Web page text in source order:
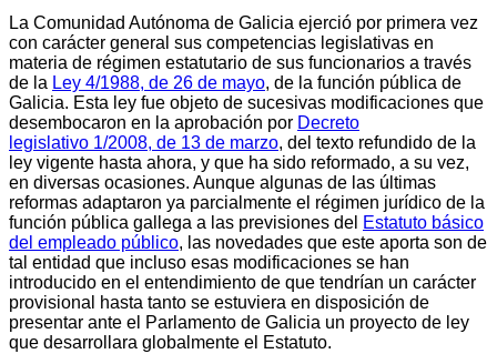
La Comunidad Autónoma de Galicia ejerció por primera vez
con carácter general sus competencias legislativas en
materia de régimen estatutario de sus funcionarios a través
de la Ley 4/1988, de 26 de mayo, de la función pública de
Galicia. Esta ley fue objeto de sucesivas modificaciones que
desembocaron en la aprobación por Decreto
legislativo 1/2008, de 13 de marzo, del texto refundido de la
ley vigente hasta ahora, y que ha sido reformado, a su vez,
en diversas ocasiones. Aunque algunas de las últimas
reformas adaptaron ya parcialmente el régimen jurídico de la
función pública gallega a las previsiones del Estatuto básico
del empleado público, las novedades que este aporta son de
tal entidad que incluso esas modificaciones se han
introducido en el entendimiento de que tendrían un carácter
provisional hasta tanto se estuviera en disposición de
presentar ante el Parlamento de Galicia un proyecto de ley
que desarrollara globalmente el Estatuto.